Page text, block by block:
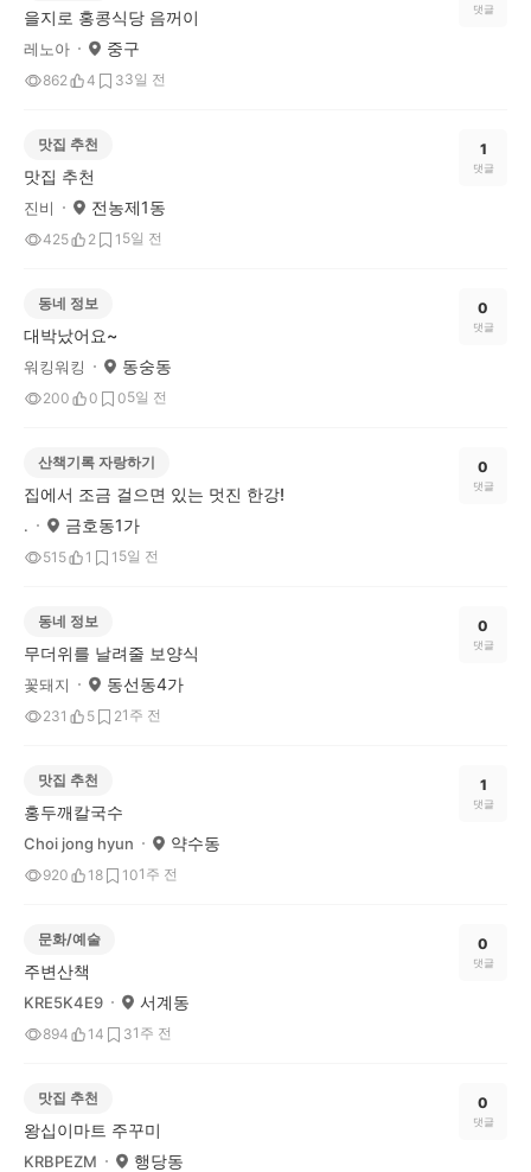
을지로 홍콩식당 음꺼이
레노아 중구
862 4 33일 전
댓글
맛집 추천
맛집 추천
진비 전농제1동
425 2 1 5일 전
1
댓글
동네 정보
대박났어요~
워킹워킹 동숭동
200 0 05일 전
0
댓글
산책기록 자랑하기
집에서 조금 걸으면 있는 멋진 한강!
. 금호동1가
515 1 1 5일 전
0
댓글
동네 정보
무더위를 날려줄 보양식
꽃돼지 동선동4가
231 5 21주 전
0
댓글
맛집 추천
홍두깨칼국수
Choi jong hyun 약수동
920 18 101주 전
1
댓글
문화/예술
주변산책
KRE5K4E9 서계동
894 14 31주 전
0
댓글
맛집 추천
왕십이마트 주꾸미
KRBPEZM 행당동
0
댓글